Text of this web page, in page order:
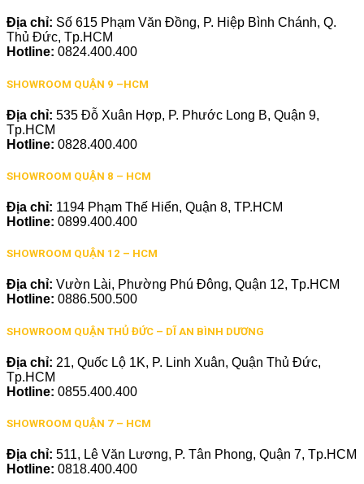
Địa chỉ: Số 615 Phạm Văn Đồng, P. Hiệp Bình Chánh, Q.
Thủ Đức, Tp.HCM
Hotline: 0824.400.400
SHOWROOM QUẬN 9 –HCM
Địa chỉ: 535 Đỗ Xuân Hợp, P. Phước Long B, Quận 9,
Tp.HCM
Hotline: 0828.400.400
SHOWROOM QUẬN 8 – HCM
Địa chỉ: 1194 Phạm Thế Hiển, Quận 8, TP.HCM
Hotline: 0899.400.400
SHOWROOM QUẬN 12 – HCM
Địa chỉ: Vườn Lài, Phường Phú Đông, Quận 12, Tp.HCM
Hotline: 0886.500.500
SHOWROOM QUẬN THỦ ĐỨC – DĨ AN BÌNH DƯƠNG
Địa chỉ: 21, Quốc Lộ 1K, P. Linh Xuân, Quận Thủ Đức,
Tp.HCM
Hotline: 0855.400.400
SHOWROOM QUẬN 7 – HCM
Địa chỉ: 511, Lê Văn Lương, P. Tân Phong, Quận 7, Tp.HCM
Hotline: 0818.400.400